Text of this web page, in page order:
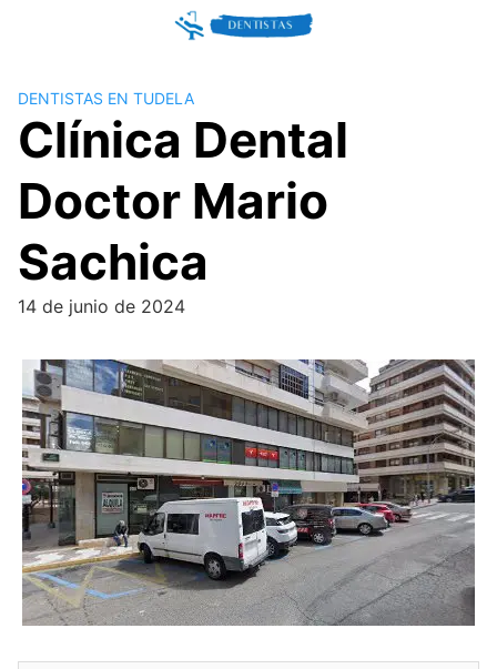
DENTISTAS EN TUDELA
Clínica Dental
Doctor Mario
Sachica
14 de junio de 2024